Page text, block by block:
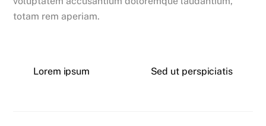
totam rem aperiam.
Lorem ipsum Sed ut perspiciatis